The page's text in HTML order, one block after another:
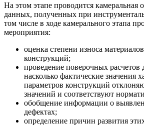
На этом этапе проводится камеральная
данных, полученных при
том числе в ходе камерального этапа
мероприятия:
оценка степени износа
конструкций;
проведение поверочных расчетов
насколько фактические значения
параметров конструкций
значений и соответствуют
обобщение информации о
дефектах;
определение причин развития